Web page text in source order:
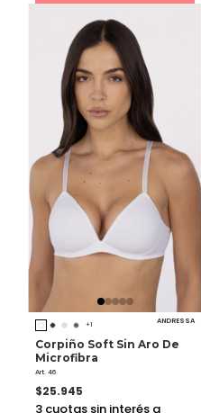
+1 ANDRESSA
Corpiño Soft Sin Aro De
Microfibra
Art. 46
$25.945
3 cuotas sin interés a